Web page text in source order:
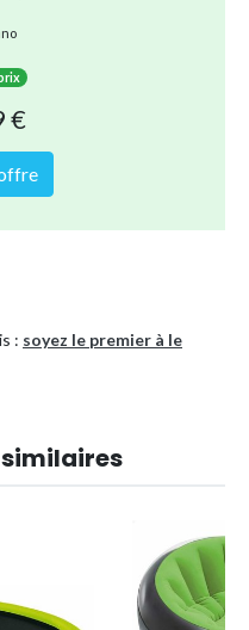
extra fort pour les
d'un adulte est
de moins de 3 ans. À
€
: soyez le premier à le